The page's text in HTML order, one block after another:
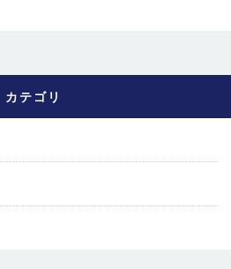
カテゴリ